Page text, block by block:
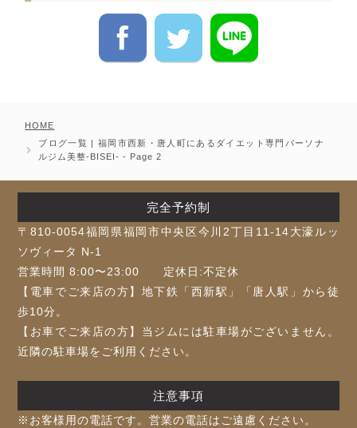
HOME
ブログ一覧 | 福岡市西新・唐人町にあるダイエット専門パーソナ
ルジム美整-BISEI- - Page 2
完全予約制
〒810-0054福岡県福岡市中央区今川2丁目11-14大濠ルッ
ソヴィータ N-1
営業時間 8:00〜23:00 定休日:不定休
【電車でご来店の方】地下鉄「⻄新駅」「唐人駅」から徒
歩10分。
【お車でご来店の方】当ジムには駐車場がございません。
近隣の駐車場をご利用ください。
注意事項
※お客様⽤の電話です。営業の電話はご遠慮ください。